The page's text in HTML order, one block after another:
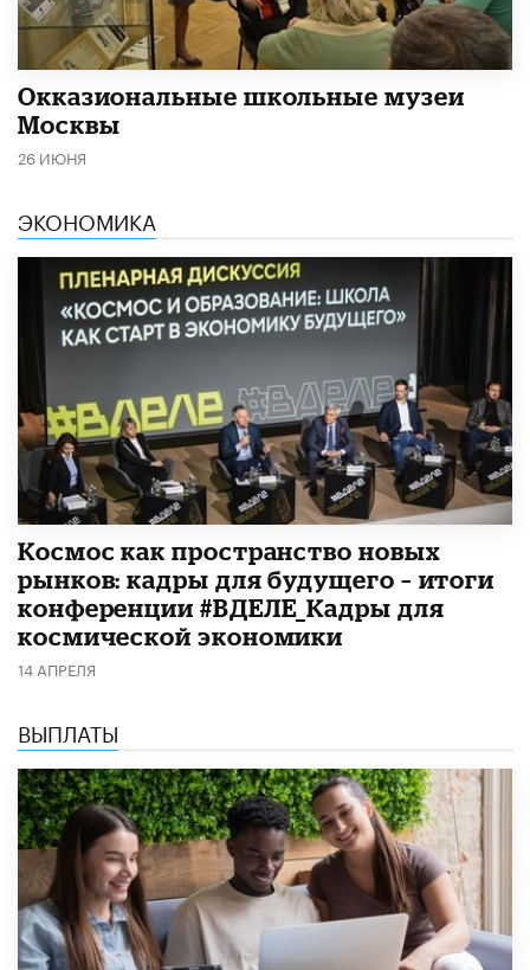
​Окказиональные школьные музеи
Москвы
26 ИЮНЯ
ЭКОНОМИКА
Космос как пространство новых
рынков: кадры для будущего – итоги
конференции #ВДЕЛЕ_Кадры для
космической экономики
14 АПРЕЛЯ
ВЫПЛАТЫ